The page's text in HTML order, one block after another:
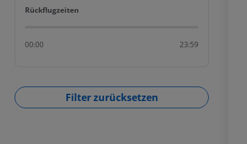
Rückflugzeiten
Rückflugzeiten
00:00 23:59
Filter zurücksetzen